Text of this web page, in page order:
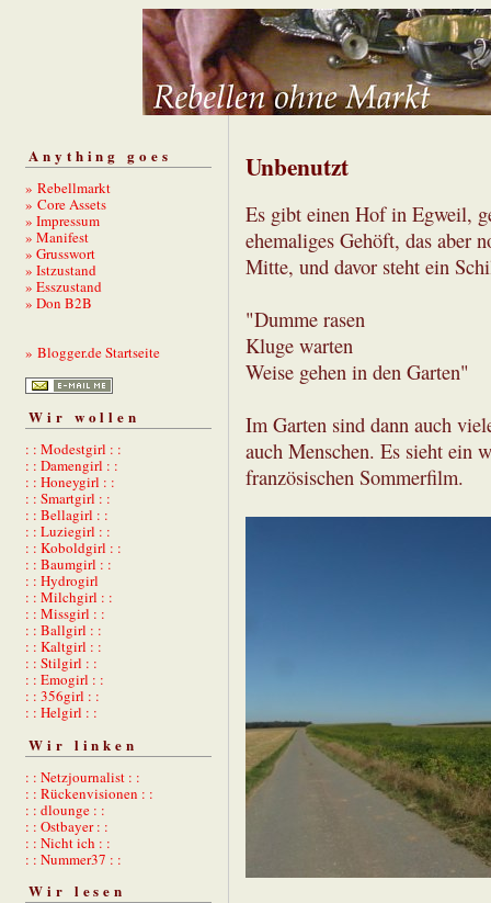
Anything goes
» Rebellmarkt
» Core Assets
» Impressum
» Manifest
» Grusswort
» Istzustand
» Esszustand
» Don B2B
» Blogger.de Startseite
Wir wollen
: : Modestgirl : :
: : Damengirl : :
: : Honeygirl : :
: : Smartgirl : :
: : Bellagirl : :
: : Luziegirl : :
: : Koboldgirl : :
: : Baumgirl : :
: : Hydrogirl
: : Milchgirl : :
: : Missgirl : :
: : Ballgirl : :
: : Kaltgirl : :
: : Stilgirl : :
: : Emogirl : :
: : 356girl : :
: : Helgirl : :
Wir linken
: : Netzjournalist : :
: : Rückenvisionen : :
: : dlounge : :
: : Ostbayer : :
: : Nicht ich : :
: : Nummer37 : :
Wir lesen
Unbenutzt
Es gibt einen Hof in Egweil,
ehemaliges Gehöft, das aber
Mitte, und davor steht ein
"Dumme rasen
Kluge warten
Weise gehen in den Garten"
Im Garten sind dann auch
auch Menschen. Es sieht ein
französischen Sommerfilm.